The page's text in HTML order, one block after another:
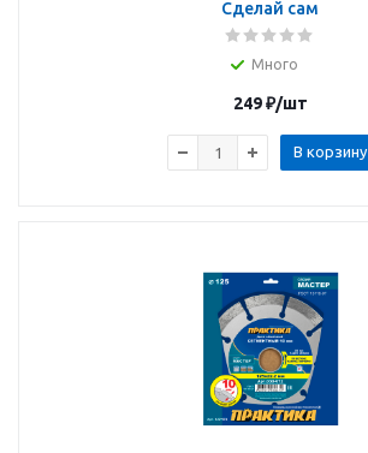
Сделай сам
Много
249₽/шт
В корзину